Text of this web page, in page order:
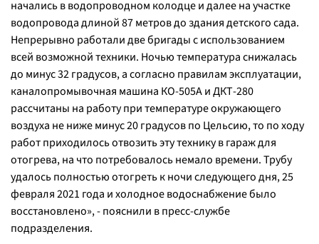
начались в водопроводном колодце и далее на участке
водопровода длиной 87 метров до здания детского сада.
Непрерывно работали две бригады с использованием
всей возможной техники. Ночью температура снижалась
до минус 32 градусов, а согласно правилам эксплуатации,
каналопромывочная машина КО-505А и ДКТ-280
рассчитаны на работу при температуре окружающего
воздуха не ниже минус 20 градусов по Цельсию, то по ходу
работ приходилось отвозить эту технику в гараж для
отогрева, на что потребовалось немало времени. Трубу
удалось полностью отогреть к ночи следующего дня, 25
февраля 2021 года и холодное водоснабжение было
восстановлено», - пояснили в пресс-службе
подразделения.